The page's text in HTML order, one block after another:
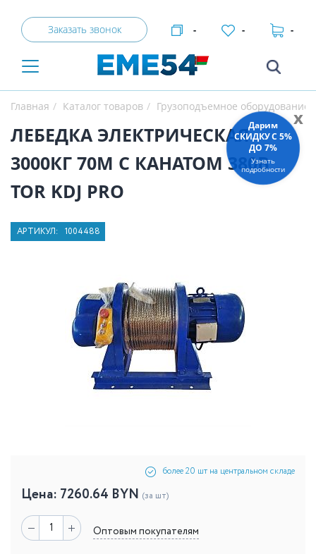
Заказать звонок - - -
Главная Каталог товаров Грузоподъемное оборудование
ЛЕБЕДКА ЭЛЕКТРИЧЕСКАЯ
3000КГ 70М С КАНАТОМ 380В
TOR KDJ PRO
АРТИКУЛ: 1004488
более 20 шт на центральном складе
Цена: 7260.64 BYN (за шт)
Оптовым покупателям
x
Дарим
СКИДКУ C 5%
ДО 7%
Узнать
подробности